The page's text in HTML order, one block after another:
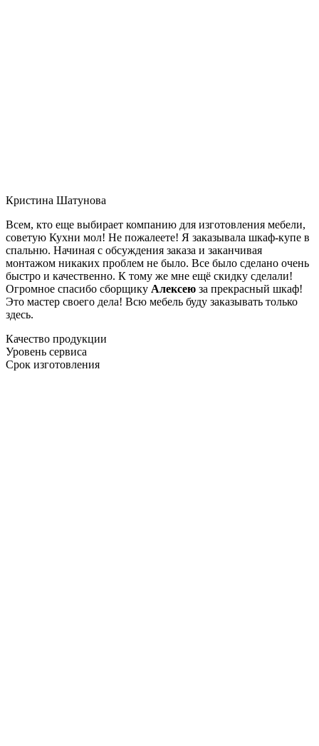
Кристина Шатунова
Всем, кто еще выбирает компанию для изготовления мебели,
советую Кухни мол! Не пожалеете! Я заказывала шкаф-купе в
спальню. Начиная с обсуждения заказа и заканчивая
монтажом никаких проблем не было. Все было сделано очень
быстро и качественно. К тому же мне ещё скидку сделали!
Огромное спасибо сборщику Алексею за прекрасный шкаф!
Это мастер своего дела! Всю мебель буду заказывать только
здесь.
Качество продукции
Уровень сервиса
Срок изготовления